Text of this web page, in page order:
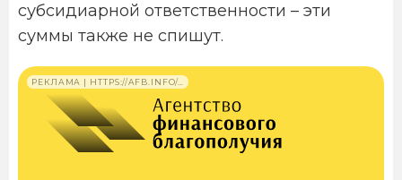
субсидиарной ответственности – эти
суммы также не спишут.
РЕКЛАМА | HTTPS://AFB.INFO/…